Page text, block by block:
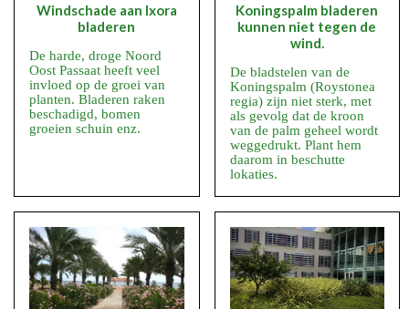
Windschade aan Ixora
bladeren
De harde, droge Noord
Oost Passaat heeft veel
invloed op de groei van
planten. Bladeren raken
beschadigd, bomen
groeien schuin enz.
Koningspalm bladeren
kunnen niet tegen de
wind.
De bladstelen van de
Koningspalm (Roystonea
regia) zijn niet sterk, met
als gevolg dat de kroon
van de palm geheel wordt
weggedrukt. Plant hem
daarom in beschutte
lokaties.